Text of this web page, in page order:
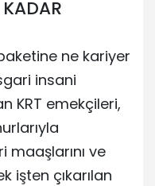
ne kariyer
insani
KRT emekçileri,
ve
işten çıkarılan